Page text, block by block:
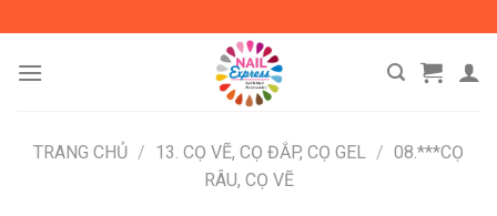
content
TRANG CHỦ / 13. CỌ VẼ, CỌ ĐẮP, CỌ GEL / 08.***CỌ
RÂU, CỌ VẼ